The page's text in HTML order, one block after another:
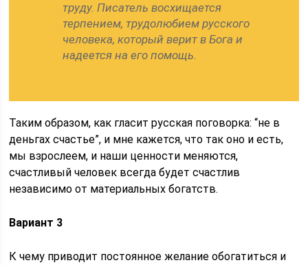
труду. Писатель восхищается
терпением, трудолюбием русского
человека, который верит в Бога и
надеется на его помощь.
Таким образом, как гласит русская поговорка: “не в
деньгах счастье”, и мне кажется, что так оно и есть,
мы взрослеем, и наши ценности меняются,
счастливый человек всегда будет счастлив
независимо от материальных богатств.
Вариант 3
К чему приводит постоянное желание обогатиться и